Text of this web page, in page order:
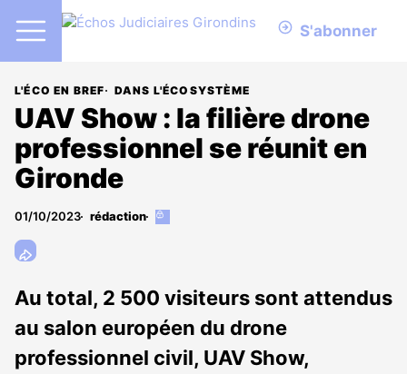
S'abonner
L'ÉCO EN BREF DANS L'ÉCOSYSTÈME
UAV Show : la filière drone
professionnel se réunit en
Gironde
01/10/2023 rédaction
Cet
abonnés
Au total, 2 500 visiteurs sont attendus
au salon européen du drone
professionnel civil, UAV Show,